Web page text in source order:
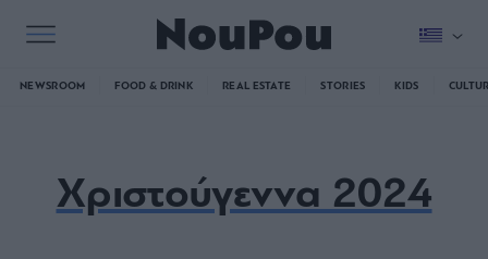
NEWSROOM FOOD & DRINK REAL ESTATE STORIES KIDS
Χριστούγεννα 2024